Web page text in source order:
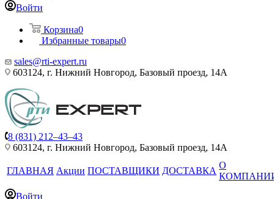
Войти
Корзина0
Избранные товары0
sales@rti-expert.ru
603124, г. Нижний Новгород, Базовый проезд, 14А
8 (831) 212–43–43
603124, г. Нижний Новгород, Базовый проезд, 14А
ГЛАВНАЯ Акции ПОСТАВЩИКИ ДОСТАВКА
О
Войти